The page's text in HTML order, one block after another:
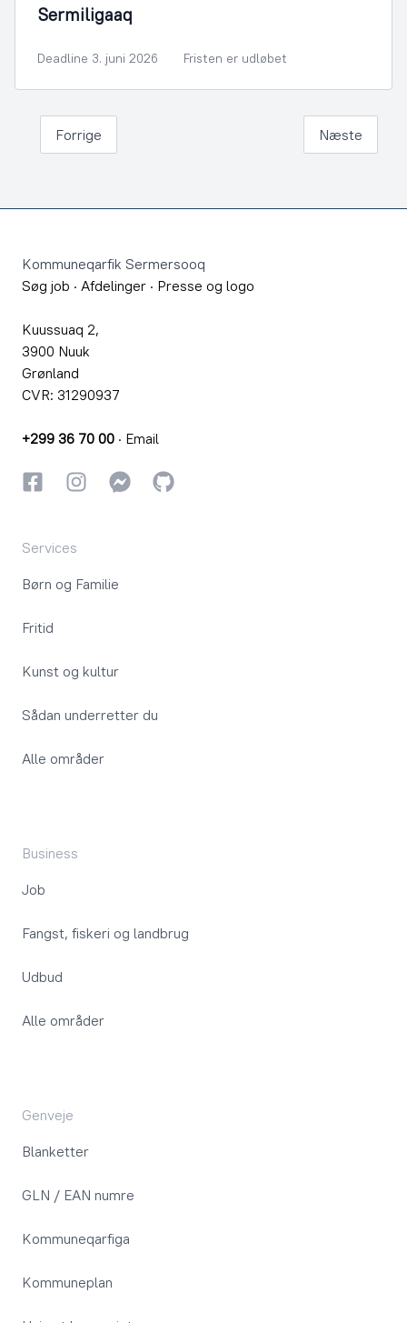
Sermiligaaq
Deadline 3. juni 2026 Fristen er udløbet
Forrige Næste
Kommuneqarfik Sermersooq
Søg job · Afdelinger · Presse og logo
Kuussuaq 2,
3900 Nuuk
Grønland
CVR: 31290937
+299 36 70 00 · Email
FacebookInstagramInstagram
GitHub
Services
Børn og Familie
Fritid
Kunst og kultur
Sådan underretter du
Alle områder
Business
Job
Fangst, fiskeri og landbrug
Udbud
Alle områder
Genveje
Blanketter
GLN / EAN numre
Kommuneqarfiga
Kommuneplan